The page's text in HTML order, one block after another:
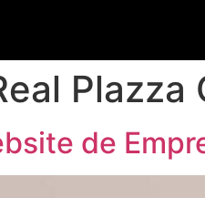
Plazza
de